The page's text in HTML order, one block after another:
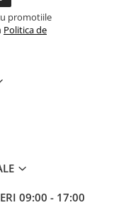
promotiile
Politica de
09:00 - 17:00